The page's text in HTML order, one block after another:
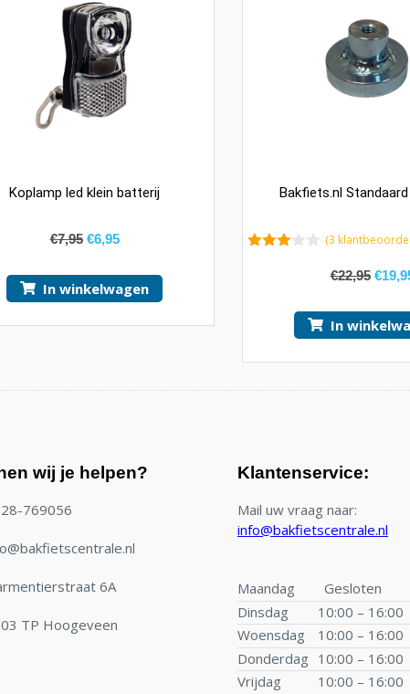
Koplamp led klein batterij
€7,95 €6,95
In winkelwagen
Bakfiets.nl
(3
€22,95 €
In
wij je helpen?
769056
6A
TP Hoogeveen
Klantenservice:
Mail uw vraag naar:
info@bakfietscentrale.nl
Maandag
Gesloten
Dinsdag
10:00 – 16:00
Woensdag
10:00 – 16:00
Donderdag 10:00 – 16:00
Vrijdag
10:00 – 16:00